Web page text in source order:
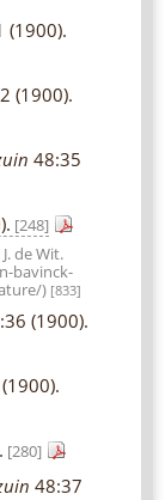
(1900).
(1900).
48:35
[248]
de Wit.
bavinck-
) [833]
(1900).
[280]
48:37